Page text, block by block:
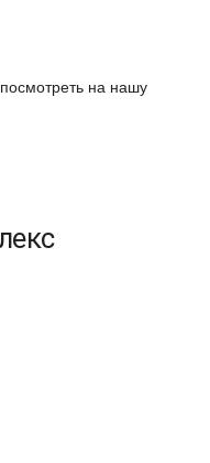
на нашу